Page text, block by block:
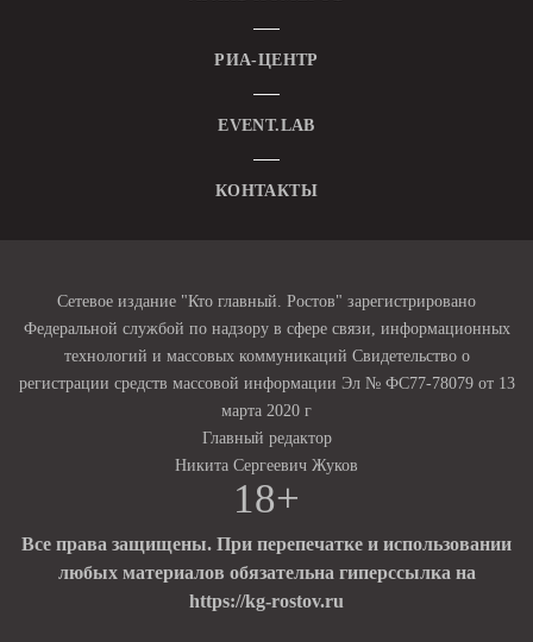
РИА-ЦЕНТР
EVENT.LAB
КОНТАКТЫ
Сетевое издание "Кто главный. Ростов" зарегистрировано
Федеральной службой по надзору в сфере связи, информационных
технологий и массовых коммуникаций Свидетельство о
регистрации средств массовой информации Эл № ФС77-78079 от 13
марта 2020 г
Главный редактор
Никита Сергеевич Жуков
18+
Все права защищены. При перепечатке и использовании
любых материалов обязательна гиперссылка на
https://kg-rostov.ru